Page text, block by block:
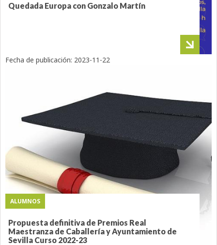
Quedada Europa con Gonzalo Martín
ALUMNOS
Propuesta definitiva de Premios Real
Maestranza de Caballería y Ayuntamiento de
Sevilla Curso 2022-23
Fecha de publicación: 2023-11-22